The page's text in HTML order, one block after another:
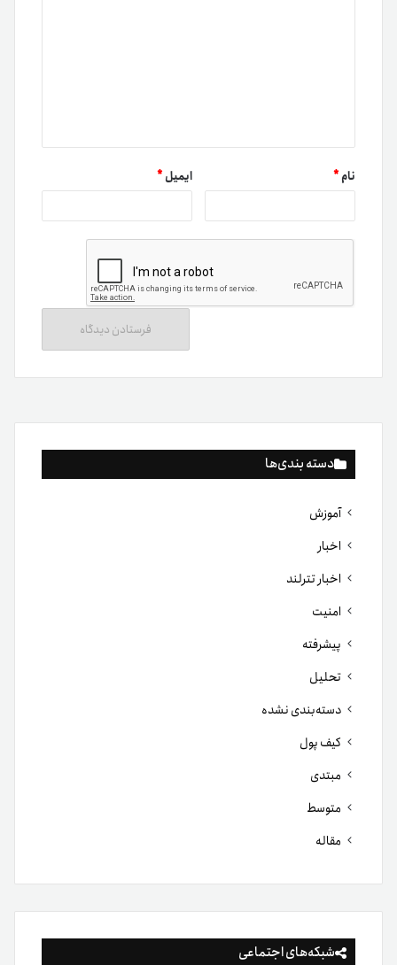
دسته بندی‌ها
آموزش
اخبار
اخبار تترلند
امنیت
پیشرفته
تحلیل
دسته‌بندی نشده
کیف پول
مبتدی
متوسط
مقاله
شبکه‌های اجتماعی
نام* ایمیل*